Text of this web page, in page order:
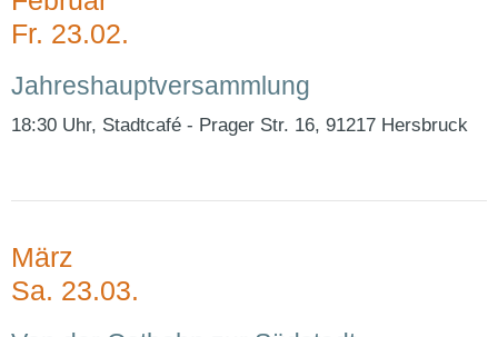
Fr. 23.02.
Jahreshauptversammlung
18:30 Uhr, Stadtcafé - Prager Str. 16, 91217 Hersbruck
März
Sa. 23.03.